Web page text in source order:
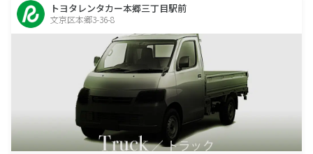
トヨタレンタカー本郷三丁目駅前
文京区本郷3-36-8